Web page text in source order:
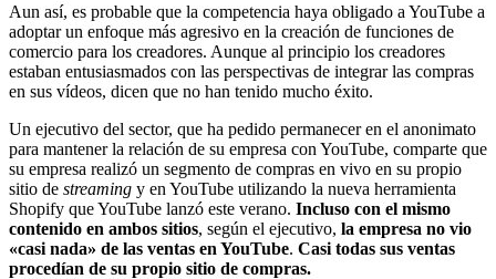
Aun así, es probable que la competencia haya obligado a YouTube a
adoptar un enfoque más agresivo en la creación de funciones de
comercio para los creadores. Aunque al principio los creadores
estaban entusiasmados con las perspectivas de integrar las compras
en sus vídeos, dicen que no han tenido mucho éxito.
Un ejecutivo del sector, que ha pedido permanecer en el anonimato
para mantener la relación de su empresa con YouTube, comparte que
su empresa realizó un segmento de compras en vivo en su propio
sitio de streaming y en YouTube utilizando la nueva herramienta
Shopify que YouTube lanzó este verano. Incluso con el mismo
contenido en ambos sitios, según el ejecutivo, la empresa no vio
«casi nada» de las ventas en YouTube. Casi todas sus ventas
procedían de su propio sitio de compras.